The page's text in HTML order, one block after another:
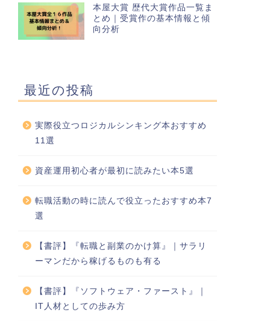
本屋大賞 歴代大賞作品一覧ま
とめ｜受賞作の基本情報と傾
向分析
最近の投稿
実際役立つロジカルシンキング本おすすめ
11選
資産運用初心者が最初に読みたい本5選
転職活動の時に読んで役立ったおすすめ本7
選
【書評】『転職と副業のかけ算』｜サラリ
ーマンだから稼げるものも有る
【書評】『ソフトウェア・ファースト』｜
IT人材としての歩み方